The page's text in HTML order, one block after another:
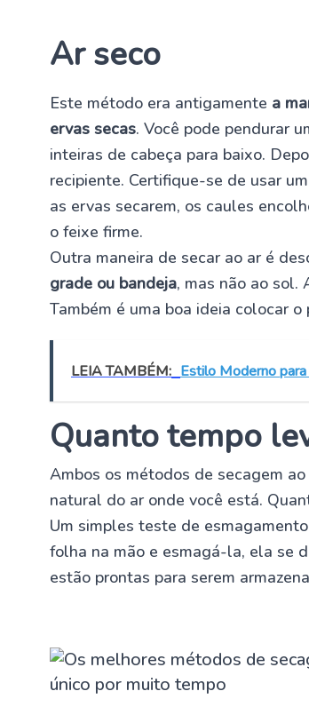
Ar seco
Este método era antigamente a
ervas secas. Você pode pendurar
inteiras de cabeça para baixo.
recipiente. Certifique-se de usar
as ervas secarem, os caules
o feixe firme.
Outra maneira de secar ao ar é
grade ou bandeja, mas não ao sol.
Também é uma boa ideia colocar
LEIA TAMBÉM: Estilo Moderno
Quanto tempo
Ambos os métodos de secagem
natural do ar onde você está.
Um simples teste de
folha na mão e esmagá-la, ela se
estão prontas para serem